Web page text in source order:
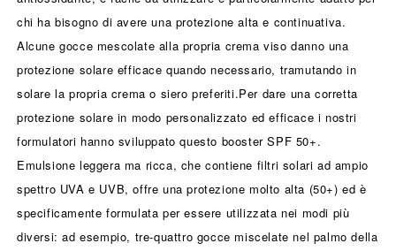
chi ha bisogno di avere una protezione alta e continuativa.
Alcune gocce mescolate alla propria crema viso danno una
protezione solare efficace quando necessario, tramutando in
solare la propria crema o siero preferiti.Per dare una corretta
protezione solare in modo personalizzato ed efficace i nostri
formulatori hanno sviluppato questo booster SPF 50+.
Emulsione leggera ma ricca, che contiene filtri solari ad ampio
spettro UVA e UVB, offre una protezione molto alta (50+) ed è
specificamente formulata per essere utilizzata nei modi più
diversi: ad esempio, tre-quattro gocce miscelate nel palmo della